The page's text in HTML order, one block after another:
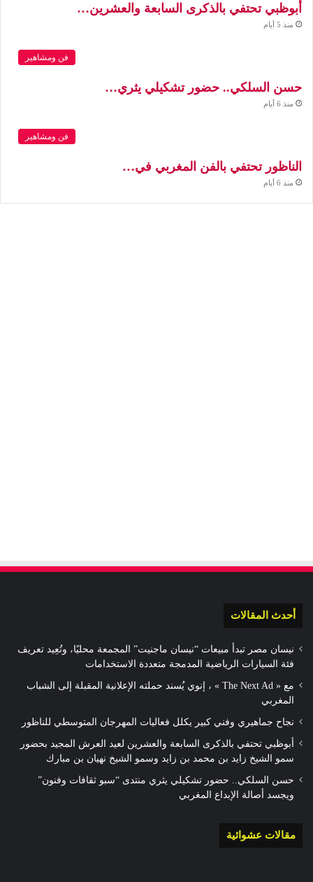
أبوظبي تحتفي بالذكرى السابعة والعشرين…
منذ 5 أيام
فن ومشاهير
حسن السلكي.. حضور تشكيلي يثري…
منذ 6 أيام
فن ومشاهير
الناظور تحتفي بالفن المغربي في…
منذ 6 أيام
أحدث المقالات
نيسان مصر تبدأ مبيعات “نيسان ماجنيت” المجمعة محليًا، وتُعِيد تعريف
فئة السيارات الرياضية المدمجة متعددة الاستخدامات
مع « The Next Ad » ، إنوي يُسند حملته الإعلانية المقبلة إلى الشباب
المغربي
نجاح جماهيري وفني كبير يكلل فعاليات المهرجان المتوسطي للناظور
أبوظبي تحتفي بالذكرى السابعة والعشرين لعيد العرش المجيد بحضور
سمو الشيخ زايد بن محمد بن زايد وسمو الشيخ نهيان بن مبارك
حسن السلكي.. حضور تشكيلي يثري منتدى “سبو ثقافات وفنون”
ويجسد أصالة الإبداع المغربي
مقالات عشوائية